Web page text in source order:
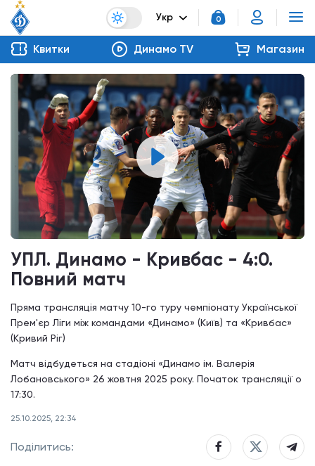
Укр 0
Квитки Динамо TV Магазин
УПЛ. Динамо - Кривбас - 4:0.
Повний матч
Пряма трансляція матчу 10-го туру чемпіонату Української
Прем'єр Ліги між командами «Динамо» (Київ) та «Кривбас»
(Кривий Ріг)
Матч відбудеться на стадіоні «Динамо ім. Валерія
Лобановського» 26 жовтня 2025 року. Початок трансляції о
17:30.
25.10.2025, 22:34
Поділитись: